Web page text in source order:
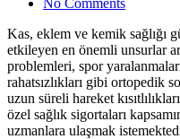
No Comments
Kas, eklem ve kemik sağlığı
etkileyen en önemli unsurlar
problemleri, spor
rahatsızlıkları gibi ortopedik
uzun süreli hareket
özel sağlık sigortaları
uzmanlara ulaşmak